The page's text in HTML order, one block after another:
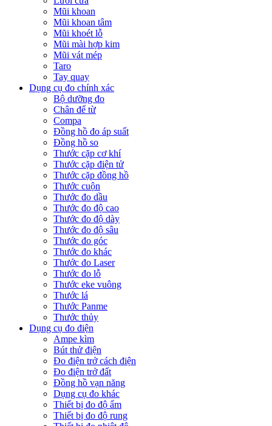
Mũi khoan
Mũi khoan tâm
Mũi khoét lỗ
Mũi mài hợp kim
Mũi vát mép
Taro
Tay quay
Dụng cụ đo chính xác
Bộ dưỡng đo
Chân đế từ
Compa
Đồng hồ đo áp suất
Đồng hồ so
Thước cặp cơ khí
Thước cặp điện tử
Thước cặp đồng hồ
Thước cuộn
Thước đo dầu
Thước đo độ cao
Thước đo độ dày
Thước đo độ sâu
Thước đo góc
Thước đo khác
Thước đo Laser
Thước đo lỗ
Thước eke vuông
Thước lá
Thước Panme
Thước thủy
Dụng cụ đo điện
Ampe kìm
Bút thử điện
Đo điện trở cách điện
Đo điện trở đất
Đồng hồ vạn năng
Dụng cụ đo khác
Thiết bị đo độ ẩm
Thiết bị đo độ rung